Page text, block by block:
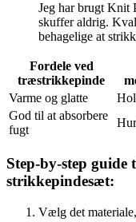
Jeg har brugt Knit
skuffer aldrig.
behagelige at
Fordele ved
træstrikkepinde
Varme og glatte
God til at absorbere
fugt
Step-by-step
strikkepindesæt:
Vælg det